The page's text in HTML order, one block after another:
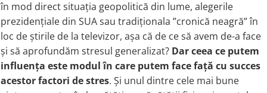
Ulei Ficat de Cod
Ulei Seminte Dovleac (Pumpkin)
ANTIOXIDANTI
Acid Alfa Lipoic
Benfotiamina
Cisteina (NAC)
IMUNITATE CRESCUTA
Vitamina C
Vitamina D
Zinc
Soc (Elderberry)
ARTICULATII SI OASE
Colostru
Condroitina
Creatina
Crom (Chromium)
Calciu
D
în mod direct situația geopolitică din lume, alegerile
prezidențiale din SUA sau tradiționala ”cronică neagră” în
loc de știrile de la televizor, așa că de ce să avem de-a face
și să aprofundăm stresul generalizat? Dar ceea ce putem
influența este modul în care putem face față cu succes
acestor factori de stres. Și unul dintre cele mai bune